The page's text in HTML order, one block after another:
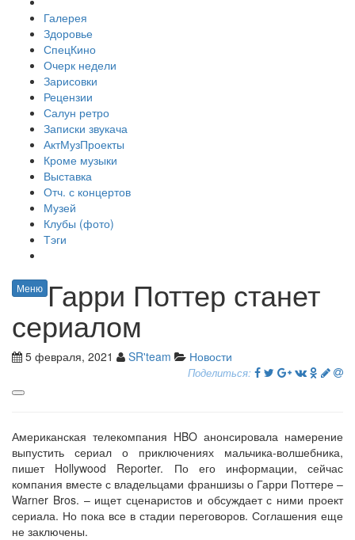
Галерея
Здоровье
СпецКино
Очерк недели
Зарисовки
Рецензии
Салун ретро
Записки звукача
АктМузПроекты
Кроме музыки
Выставка
Отч. с концертов
Музей
Клубы (фото)
Тэги
Меню Гарри Поттер станет
сериалом
5 февраля, 2021 SR'team Новости
Поделиться:
Американская телекомпания HBO анонсировала намерение
выпустить сериал о приключениях мальчика-волшебника,
пишет Hollywood Reporter. По его информации, сейчас
компания вместе с владельцами франшизы о Гарри Поттере –
Warner Bros. – ищет сценаристов и обсуждает с ними проект
сериала. Но пока все в стадии переговоров. Соглашения еще
не заключены.